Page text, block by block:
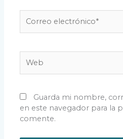
electrónico*
Guarda mi nombre,
en este navegador para la
comente.